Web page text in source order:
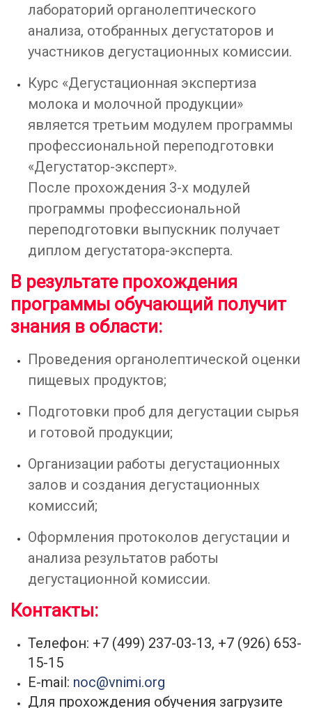
лабораторий органолептического
анализа, отобранных дегустаторов и
участников дегустационных комиссии.
Курс «Дегустационная экспертиза
молока и молочной продукции»
является третьим модулем программы
профессиональной переподготовки
«Дегустатор-эксперт».
После прохождения 3-х модулей
программы профессиональной
переподготовки выпускник получает
диплом дегустатора-эксперта.
В результате прохождения
программы обучающий получит
знания в области:
Проведения органолептической оценки
пищевых продуктов;
Подготовки проб для дегустации сырья
и готовой продукции;
Организации работы дегустационных
залов и создания дегустационных
комиссий;
Оформления протоколов дегустации и
анализа результатов работы
дегустационной комиссии.
Контакты:
Телефон: +7 (499) 237-03-13, +7 (926) 653-
15-15
E-mail: noc@vnimi.org
Для прохождения обучения загрузите